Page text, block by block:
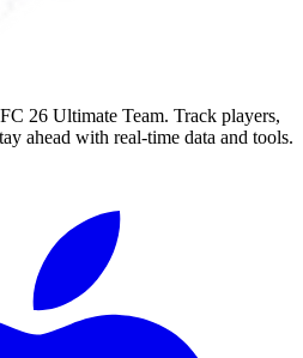
26 Ultimate Team. Track players,
ahead with real-time data and tools.